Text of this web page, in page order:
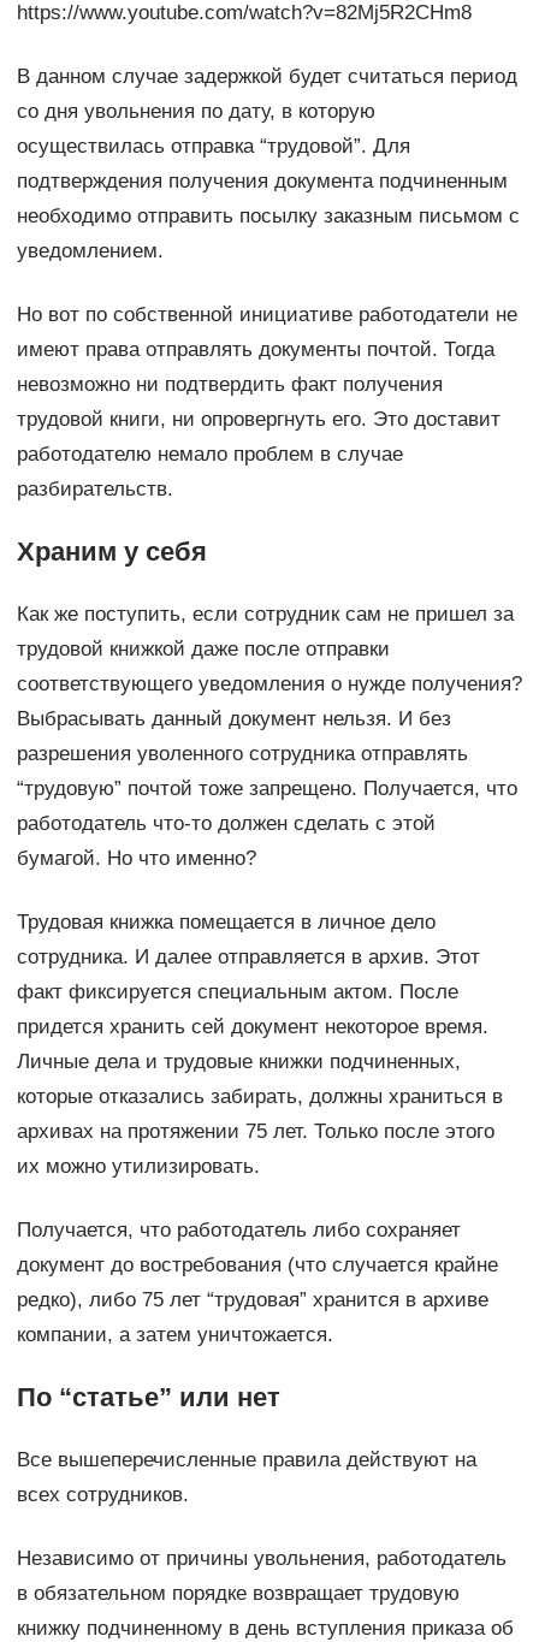
https://www.youtube.com/watch?v=82Mj5R2CHm8
В данном случае задержкой будет считаться период
со дня увольнения по дату, в которую
осуществилась отправка “трудовой”. Для
подтверждения получения документа подчиненным
необходимо отправить посылку заказным письмом с
уведомлением.
Но вот по собственной инициативе работодатели не
имеют права отправлять документы почтой. Тогда
невозможно ни подтвердить факт получения
трудовой книги, ни опровергнуть его. Это доставит
работодателю немало проблем в случае
разбирательств.
Храним у себя
Как же поступить, если сотрудник сам не пришел за
трудовой книжкой даже после отправки
соответствующего уведомления о нужде получения?
Выбрасывать данный документ нельзя. И без
разрешения уволенного сотрудника отправлять
“трудовую” почтой тоже запрещено. Получается, что
работодатель что-то должен сделать с этой
бумагой. Но что именно?
Трудовая книжка помещается в личное дело
сотрудника. И далее отправляется в архив. Этот
факт фиксируется специальным актом. После
придется хранить сей документ некоторое время.
Личные дела и трудовые книжки подчиненных,
которые отказались забирать, должны храниться в
архивах на протяжении 75 лет. Только после этого
их можно утилизировать.
Получается, что работодатель либо сохраняет
документ до востребования (что случается крайне
редко), либо 75 лет “трудовая” хранится в архиве
компании, а затем уничтожается.
По “статье” или нет
Все вышеперечисленные правила действуют на
всех сотрудников.
Независимо от причины увольнения, работодатель
в обязательном порядке возвращает трудовую
книжку подчиненному в день вступления приказа об